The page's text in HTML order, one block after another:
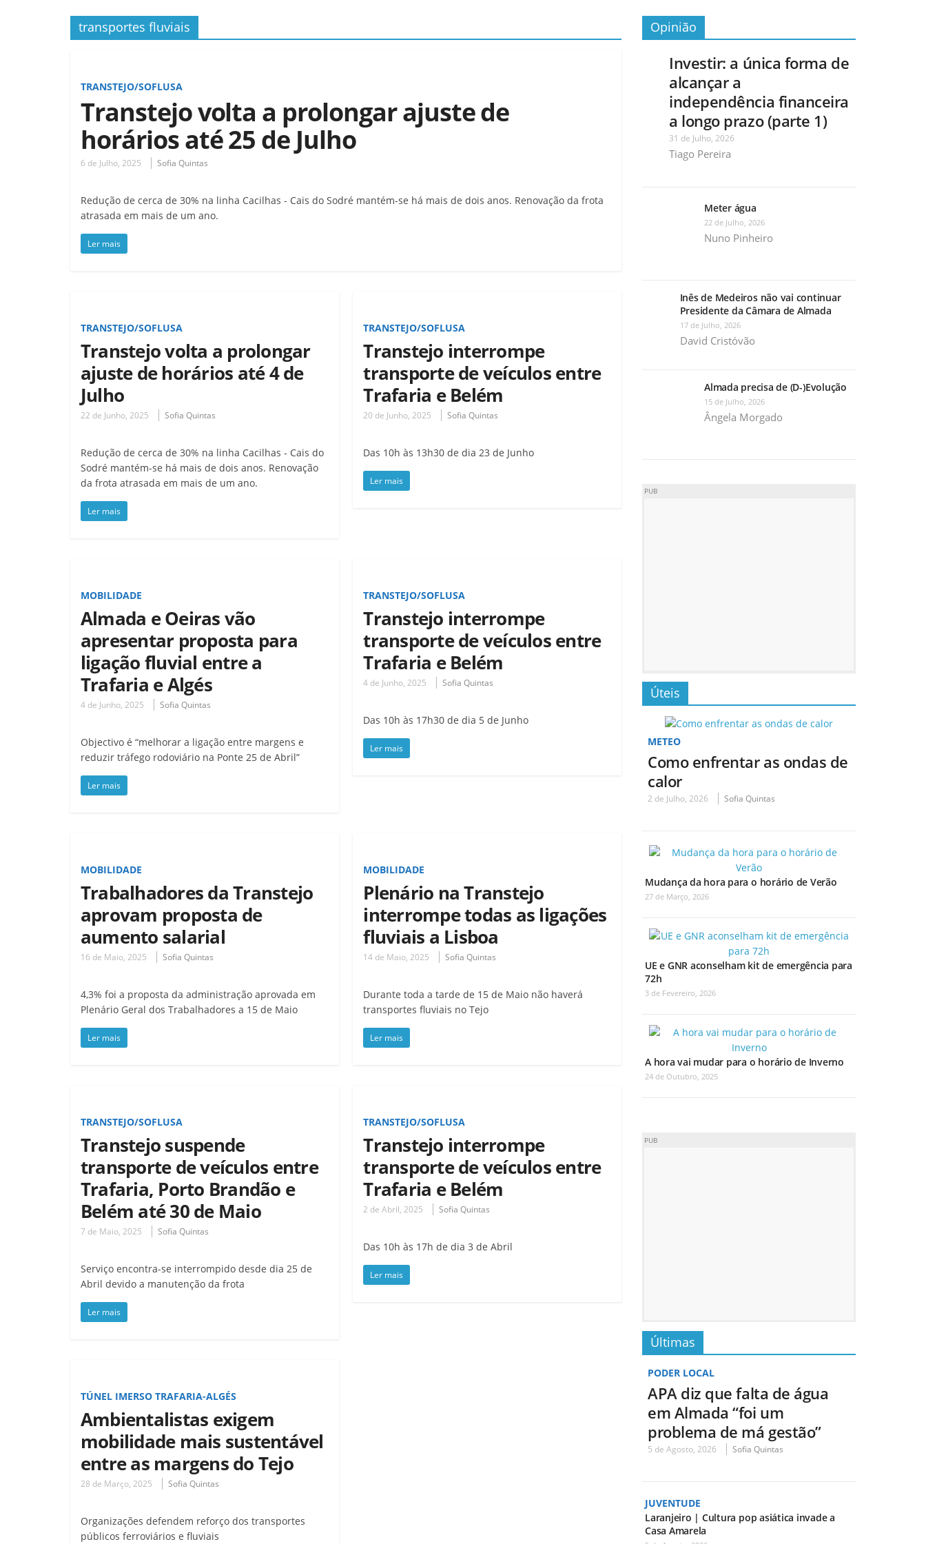
transportes fluviais
TRANSTEJO/SOFLUSA
Transtejo volta a prolongar ajuste de
horários até 25 de Julho
6 de Julho, 2025 Sofia Quintas
Redução de cerca de 30% na linha Cacilhas - Cais do Sodré mantém-se há mais de dois anos. Renovação da frota
atrasada em mais de um ano.
Ler mais
TRANSTEJO/SOFLUSA
Transtejo volta a prolongar
ajuste de horários até 4 de
Julho
22 de Junho, 2025 Sofia Quintas
Redução de cerca de 30% na linha Cacilhas - Cais do
Sodré mantém-se há mais de dois anos. Renovação
da frota atrasada em mais de um ano.
Ler mais
TRANSTEJO/SOFLUSA
Transtejo interrompe
transporte de veículos entre
Trafaria e Belém
20 de Junho, 2025 Sofia Quintas
Das 10h às 13h30 de dia 23 de Junho
Ler mais
MOBILIDADE
Almada e Oeiras vão
apresentar proposta para
ligação fluvial entre a
Trafaria e Algés
4 de Junho, 2025 Sofia Quintas
Objectivo é “melhorar a ligação entre margens e
reduzir tráfego rodoviário na Ponte 25 de Abril”
Ler mais
TRANSTEJO/SOFLUSA
Transtejo interrompe
transporte de veículos entre
Trafaria e Belém
4 de Junho, 2025 Sofia Quintas
Das 10h às 17h30 de dia 5 de Junho
Ler mais
MOBILIDADE
Trabalhadores da Transtejo
aprovam proposta de
aumento salarial
16 de Maio, 2025 Sofia Quintas
4,3% foi a proposta da administração aprovada em
Plenário Geral dos Trabalhadores a 15 de Maio
Ler mais
MOBILIDADE
Plenário na Transtejo
interrompe todas as ligações
fluviais a Lisboa
14 de Maio, 2025 Sofia Quintas
Durante toda a tarde de 15 de Maio não haverá
transportes fluviais no Tejo
Ler mais
TRANSTEJO/SOFLUSA
Transtejo suspende
transporte de veículos entre
Trafaria, Porto Brandão e
Belém até 30 de Maio
7 de Maio, 2025 Sofia Quintas
Serviço encontra-se interrompido desde dia 25 de
Abril devido a manutenção da frota
Ler mais
TRANSTEJO/SOFLUSA
Transtejo interrompe
transporte de veículos entre
Trafaria e Belém
2 de Abril, 2025 Sofia Quintas
Das 10h às 17h de dia 3 de Abril
Ler mais
TÚNEL IMERSO TRAFARIA-ALGÉS
Ambientalistas exigem
mobilidade mais sustentável
entre as margens do Tejo
28 de Março, 2025 Sofia Quintas
Organizações defendem reforço dos transportes
públicos ferroviários e fluviais
Opinião
Investir: a única forma de
alcançar a
independência financeira
a longo prazo (parte 1)
31 de Julho, 2026
Tiago Pereira
Meter água
22 de Julho, 2026
Nuno Pinheiro
Inês de Medeiros não vai continuar
Presidente da Câmara de Almada
17 de Julho, 2026
David Cristóvão
Almada precisa de (D-)Evolução
15 de Julho, 2026
Ângela Morgado
PUB
Úteis
METEO
Como enfrentar as ondas de
calor
2 de Julho, 2026 Sofia Quintas
Mudança da hora para o horário de Verão
27 de Março, 2026
UE e GNR aconselham kit de emergência para
72h
3 de Fevereiro, 2026
A hora vai mudar para o horário de Inverno
24 de Outubro, 2025
PUB
Últimas
PODER LOCAL
APA diz que falta de água
em Almada “foi um
problema de má gestão”
5 de Agosto, 2026 Sofia Quintas
JUVENTUDE
Laranjeiro | Cultura pop asiática invade a
Casa Amarela